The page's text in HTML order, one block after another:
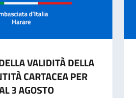
VALIDITÀ DELLA
CARTACEA PER
3 AGOSTO